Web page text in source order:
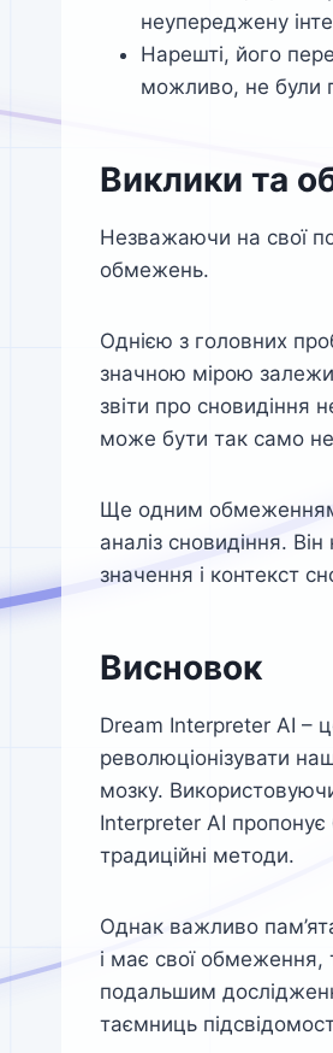
неупереджену
Нарешті, його
можливо, не були
Виклики та
Незважаючи на свої
обмежень.
Однією з головних
значною мірою
звіти про сновидіння
може бути так само
Ще одним обмеженням
аналіз сновидіння.
значення і контекст
Висновок
Dream Interpreter AI –
революціонізувати
мозку.
Interpreter AI пропонує
традиційні методи.
Однак важливо
і має свої
подальшим
таємниць